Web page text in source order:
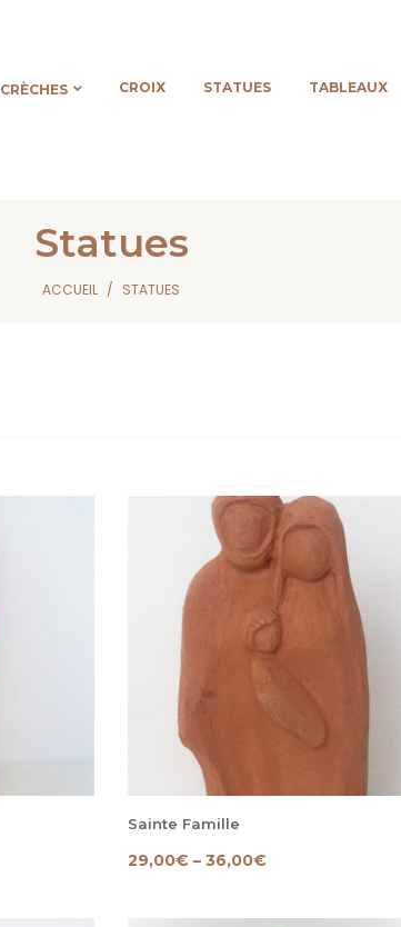
CRÈCHES CROIX STATUES TABLEAUX
Statues
ACCUEIL STATUES
Sainte Famille
29,00€ – 36,00€